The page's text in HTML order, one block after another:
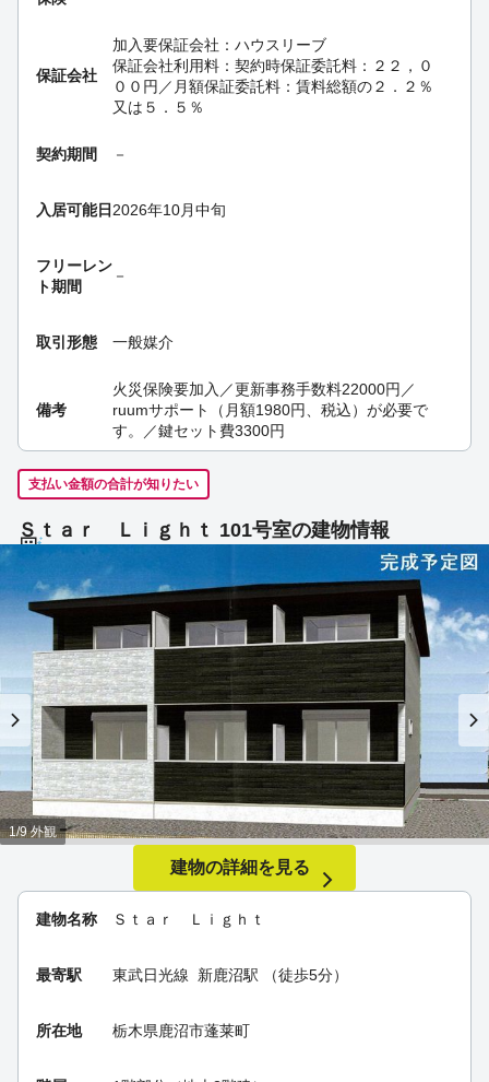
保証会社
加入要保証会社：ハウスリーブ
保証会社利用料：契約時保証委託料：２２，０
００円／月額保証委託料：賃料総額の２．２％
又は５．５％
契約期間 －
入居可能日 2026年10月中旬
フリーレン
ト期間
－
取引形態 一般媒介
備考
火災保険要加入／更新事務手数料22000円／
ruumサポート（月額1980円、税込）が必要で
す。／鍵セット費3300円
支払い金額の合計が知りたい
Ｓｔａｒ Ｌｉｇｈｔ 101号室の建物情報
建物名称 Ｓｔａｒ Ｌｉｇｈｔ
最寄駅 東武日光線 新鹿沼駅 （徒歩5分）
所在地 栃木県鹿沼市蓬莱町
1/9 外観
建物の詳細を見る